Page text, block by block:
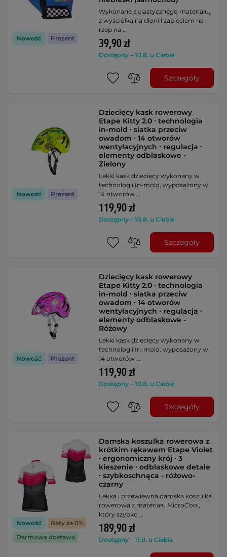
Nowość Prezent
Wykonane z elastycznego materiału,
z wyściółką na dłoni i zapięciem na
rzep na …
39,90 zł
Dostępny – 10.8. u Ciebie
Szczegóły
Nowość Prezent
Dziecięcy kask rowerowy
Etape Kitty 2.0 ∙ technologia
in-mold ∙ siatka przeciw
owadom ∙ 14 otworów
wentylacyjnych ∙ regulacja ∙
elementy odblaskowe -
Zielony
Lekki kask dziecięcy wykonany w
technologii In-mold, wyposażony w
14 otworów …
119,90 zł
Dostępny – 10.8. u Ciebie
Szczegóły
Nowość Prezent
Dziecięcy kask rowerowy
Etape Kitty 2.0 ∙ technologia
in-mold ∙ siatka przeciw
owadom ∙ 14 otworów
wentylacyjnych ∙ regulacja ∙
elementy odblaskowe -
Różowy
Lekki kask dziecięcy wykonany w
technologii In-mold, wyposażony w
14 otworów …
119,90 zł
Dostępny – 10.8. u Ciebie
Szczegóły
Nowość
Raty za 0%
Darmowa dostawa
Damska koszulka rowerowa z
krótkim rękawem Etape Violet
∙ ergonomiczny krój ∙ 3
kieszenie ∙ odblaskowe detale
∙ szybkoschnąca - różowo-
czarny
Lekka i przewiewna damska koszulka
rowerowa z materiału MicroCool,
który szybko …
189,90 zł
Dostępny – 11.8. u Ciebie